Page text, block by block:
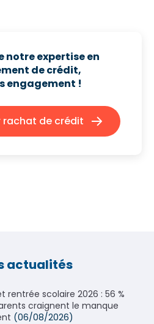
notre expertise en
de crédit,
engagement !
de crédit
actualités
rentrée scolaire 2026 : 56 %
craignent le manque
(06/08/2026)